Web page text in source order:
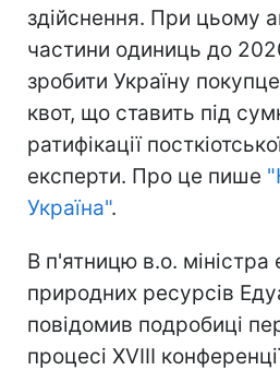
здійснення. При цьому
частини одиниць до
зробити Україну
квот, що ставить під
ратифікації
експерти. Про це пише
Україна".
В п'ятницю в.о. міністра
природних ресурсів
повідомив подробиці
процесі XVIII